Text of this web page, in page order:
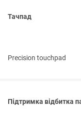
Тачпад
Precision touchpad
Підтримка відбитка